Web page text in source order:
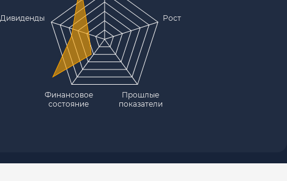
Рост
Прошлые
показатели
Финансовое
состояние
Дивиденды